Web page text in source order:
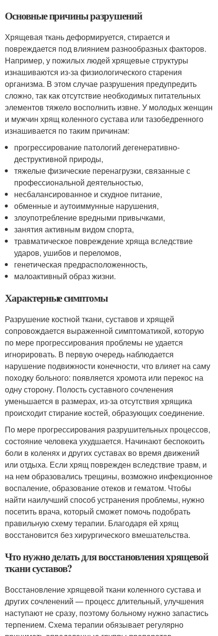
Основные причины разрушений
Хрящевая ткань деформируется, стирается и
повреждается под влиянием разнообразных факторов.
Например, у пожилых людей хрящевые структуры
изнашиваются из-за физиологического старения
организма. В этом случае разрушения предупредить
сложно, так как отсутствие необходимых питательных
элементов тяжело восполнить извне. У молодых женщин
и мужчин хрящ коленного сустава или тазобедренного
изнашивается по таким причинам:
прогрессирование патологий дегенеративно-
деструктивной природы,
тяжелые физические перенагрузки, связанные с
профессиональной деятельностью,
несбалансированное и скудное питание,
обменные и аутоиммунные нарушения,
злоупотребление вредными привычками,
занятия активным видом спорта,
травматическое повреждение хряща вследствие
ударов, ушибов и переломов,
генетическая предрасположенность,
малоактивный образ жизни.
Характерные симптомы
Разрушение костной ткани, суставов и хрящей
сопровождается выраженной симптоматикой, которую
по мере прогрессирования проблемы не удается
игнорировать. В первую очередь наблюдается
нарушение подвижности конечности, что влияет на саму
походку больного: появляется хромота или перекос на
одну сторону. Полость суставного сочленения
уменьшается в размерах, из-за отсутствия хрящика
происходит стирание костей, образующих соединение.
По мере прогрессирования разрушительных процессов,
состояние человека ухудшается. Начинают беспокоить
боли в коленях и других суставах во время движений
или отдыха. Если хрящ поврежден вследствие травм, и
на нем образовались трещины, возможно инфекционное
воспаление, образование отеков и гематом. Чтобы
найти наилучший способ устранения проблемы, нужно
посетить врача, который сможет помочь подобрать
правильную схему терапии. Благодаря ей хрящ
восстановится без хирургического вмешательства.
Что нужно делать для восстановления хрящевой
ткани суставов?
Восстановление хрящевой ткани коленного сустава и
других сочленений — процесс длительный, улучшения
наступают не сразу, поэтому больному нужно запастись
терпением. Схема терапии обязывает регулярно